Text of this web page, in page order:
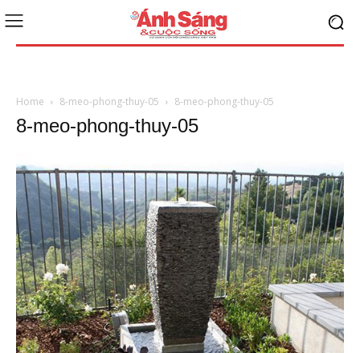
Home 8-meo-phong-thuy-05 8-meo-phong-thuy-05
8-meo-phong-thuy-05